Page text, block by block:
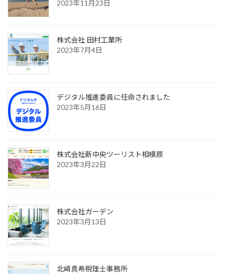
2023年11月23日
株式会社 田村工業所
2023年7月4日
デジタル推進委員に任命されました
2023年5月16日
株式会社新中央ツーリスト相模原
2023年3月22日
株式会社ガーデン
2023年3月13日
北崎真希税理士事務所